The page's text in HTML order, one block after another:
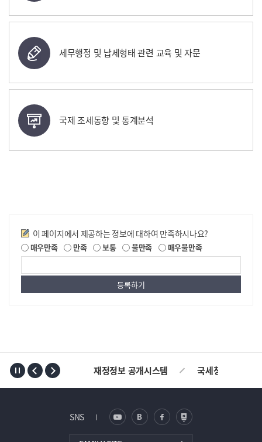
세무행정 및 납세형태 관련 교육 및 자문
국제 조세동향 및 통계분석
만족도조사
이 페이지에서 제공하는 정보에 대하여 만족하시나요?
매우만족 만족 보통 불만족 매우불만족
재정정보 공개시스템 국세청
SNS